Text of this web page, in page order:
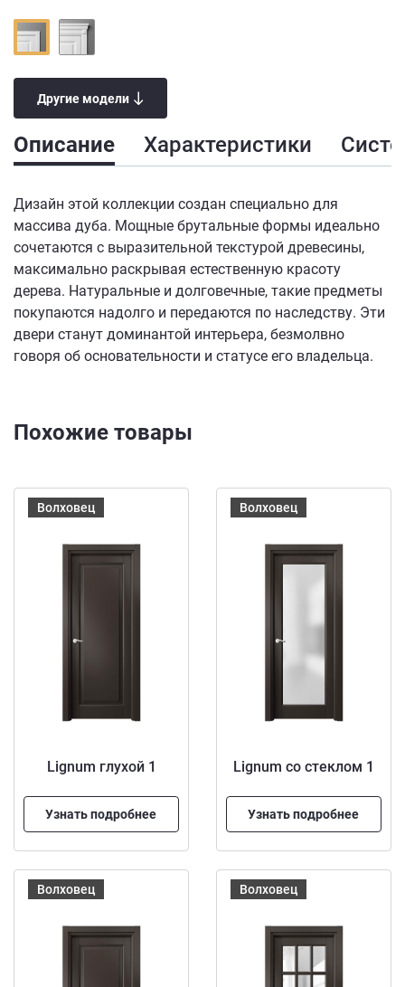
Описание Характеристики
Дизайн этой коллекции создан специально для
массива дуба. Мощные брутальные формы идеально
сочетаются с выразительной текстурой древесины,
максимально раскрывая естественную красоту
дерева. Натуральные и долговечные, такие предметы
покупаются надолго и передаются по наследству. Эти
двери станут доминантой интерьера, безмолвно
говоря об основательности и статусе его владельца.
Другие модели
Похожие товары
Волховец
Lignum глухой 1
Узнать подробнее
Волховец
Lignum со стеклом 1
Узнать подробнее
Волховец Волховец